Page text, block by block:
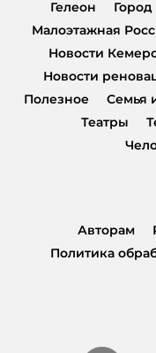
Гелеон
Город
Малоэтажная
Новости
Новости
Полезное
Семья
Театры
Авторам
Политика